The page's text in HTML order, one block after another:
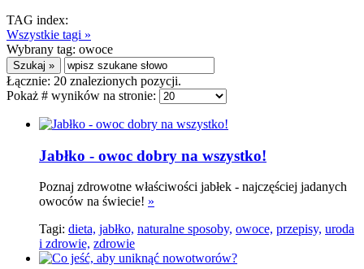
TAG index:
Wszystkie tagi »
Wybrany tag: owoce
Łącznie: 20 znalezionych pozycji.
Pokaż # wyników na stronie:
Jabłko - owoc dobry na wszystko!
Poznaj zdrowotne właściwości jabłek - najczęściej jadanych
owoców na świecie! »
Tagi: dieta, jabłko, naturalne sposoby, owoce, przepisy, uroda
i zdrowie, zdrowie